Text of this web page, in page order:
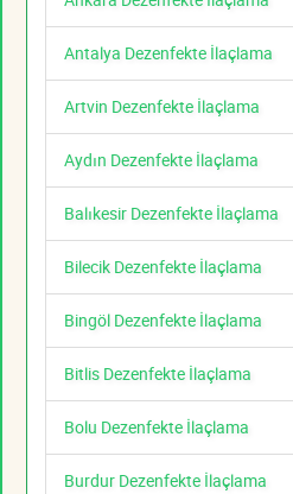
Antalya Dezenfekte İlaçlama
Artvin Dezenfekte İlaçlama
Aydın Dezenfekte İlaçlama
Balıkesir Dezenfekte İlaçlama
Bilecik Dezenfekte İlaçlama
Bingöl Dezenfekte İlaçlama
Bitlis Dezenfekte İlaçlama
Bolu Dezenfekte İlaçlama
Burdur Dezenfekte İlaçlama